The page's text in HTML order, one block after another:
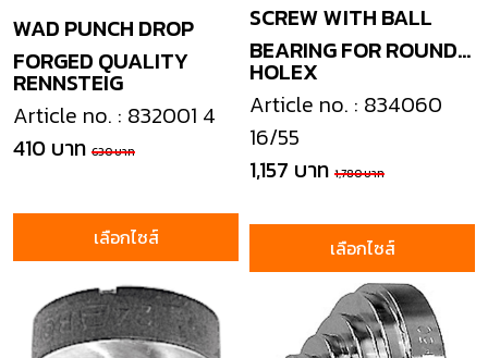
RENNSTEIG
WAD PUNCH DROP
FORGED QUALITY
Article no. : 832001 4
410 บาท 630 บาท
เลือกไซส์
HOLEX
SCREW WITH BALL
BEARING FOR ROUND
PUNCH
Article no. : 834060
16/55
1,157 บาท 1,780 บาท
เลือกไซส์